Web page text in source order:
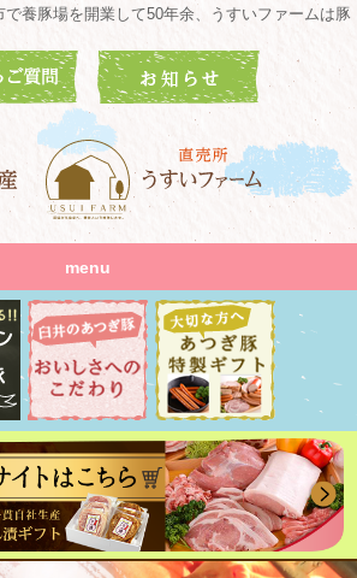
養豚場を開業して50年余、うすいファームは豚
menu